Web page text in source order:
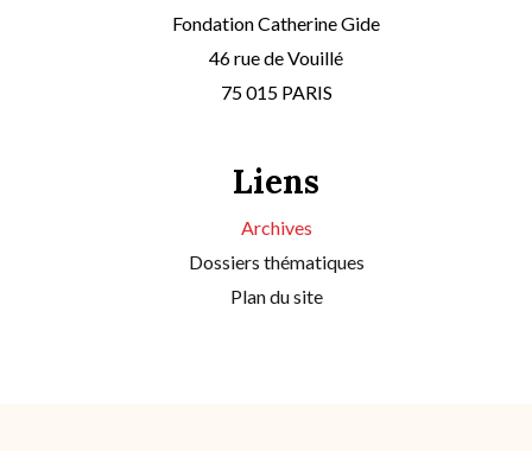
Fondation Catherine Gide
46 rue de Vouillé
75 015 PARIS
Liens
Archives
Dossiers thématiques
Plan du site